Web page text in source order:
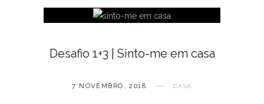
Desafio 1+3 | Sinto-me em casa
7 NOVEMBRO, 2018 CASA